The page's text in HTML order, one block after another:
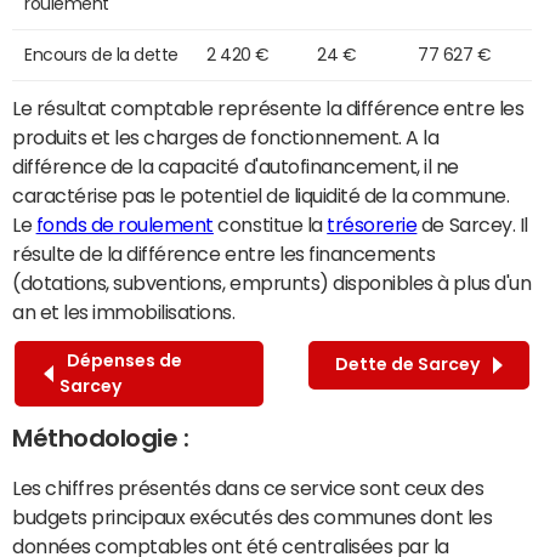
Encours de la dette 2 420 € 24 € 77 627 €
Le résultat comptable représente la différence entre les
produits et les charges de fonctionnement. A la
différence de la capacité d'autofinancement, il ne
caractérise pas le potentiel de liquidité de la commune.
Le fonds de roulement constitue la trésoreriede Sarcey. Il
résulte de la différence entre les financements
(dotations, subventions, emprunts) disponibles à plus d'un
an et les immobilisations.
Dépenses de
Sarcey
Dette de Sarcey
Méthodologie :
Les chiffres présentés dans ce service sont ceux des
budgets principaux exécutés des communes dont les
données comptables ont été centralisées par la